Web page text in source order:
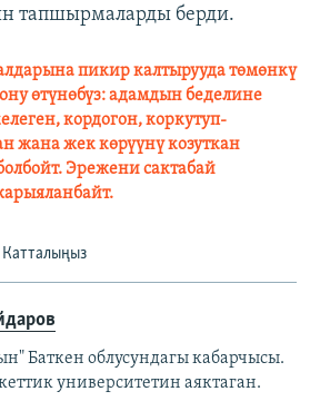
тапшырмаларды берди.
пикир калтырууда төмөнкү
өтүнөбүз: адамдын беделине
кордогон, коркутуп-
жана жек көрүүнү козуткан
Эрежени сактабай
Катталыңыз
Баткен облусундагы кабарчысы.
университетин аяктаган.